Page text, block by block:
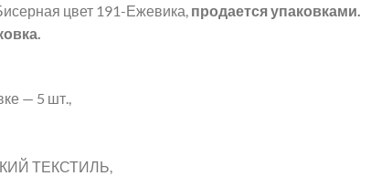
цвет 191-Ежевика, продается упаковками.
— 5 шт.,
ТЕКСТИЛЬ,